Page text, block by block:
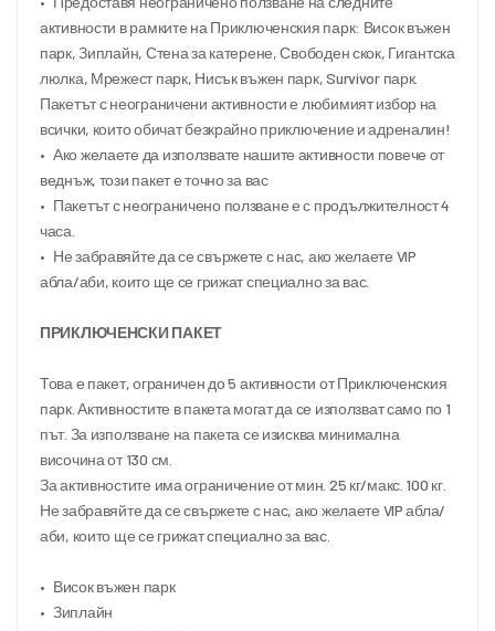
активности в рамките на Приключенския парк: Висок въжен
парк, Зиплайн, Стена за катерене, Свободен скок, Гигантска
люлка, Мрежест парк, Нисък въжен парк, Survivor парк.
Пакетът с неограничени активности е любимият избор на
всички, които обичат безкрайно приключение и адреналин!
•	Ако желаете да използвате нашите активности повече от
веднъж, този пакет е точно за вас
•	Пакетът с неограничено ползване е с продължителност 4
часа.
•	Не забравяйте да се свържете с нас, ако желаете VIP
абла/аби, които ще се грижат специално за вас.
ПРИКЛЮЧЕНСКИ ПАКЕТ
Това е пакет, ограничен до 5 активности от Приключенския
парк. Активностите в пакета могат да се използват само по 1
път. За използване на пакета се изисква минимална
височина от 130 см.
За активностите има ограничение от мин. 25 кг/макс. 100 кг.
Не забравяйте да се свържете с нас, ако желаете VIP абла/
аби, които ще се грижат специално за вас.
•	Висок въжен парк
•	Зиплайн